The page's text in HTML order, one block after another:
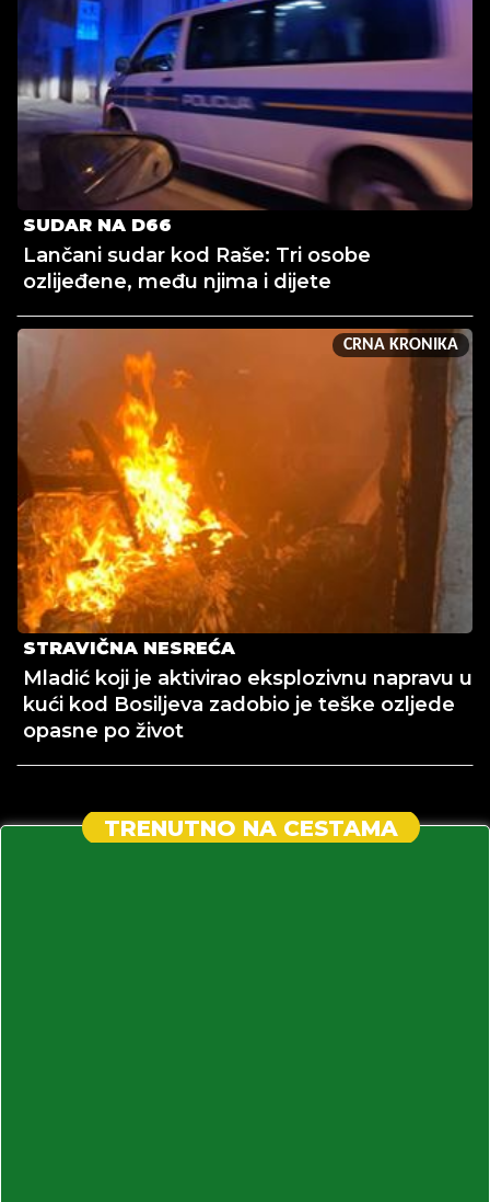
SUDAR NA D66
Lančani sudar kod Raše: Tri osobe
ozlijeđene, među njima i dijete
CRNA KRONIKA
STRAVIČNA NESREĆA
Mladić koji je aktivirao eksplozivnu napravu u
kući kod Bosiljeva zadobio je teške ozljede
opasne po život
TRENUTNO NA CESTAMA